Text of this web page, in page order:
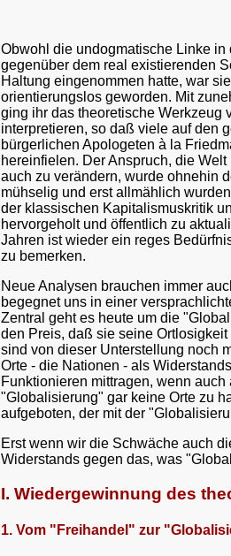
Obwohl die undogmatische Linke
gegenüber dem real existierenden
Haltung eingenommen hatte, war
orientierungslos geworden. Mit
ging ihr das theoretische Werkzeug
interpretieren, so daß viele auf den
bürgerlichen Apologeten à la
hereinfielen. Der Anspruch, die
auch zu verändern, wurde ohnehin
mühselig und erst allmählich
der klassischen Kapitalismuskritik
hervorgeholt und öffentlich zu
Jahren ist wieder ein reges
zu bemerken.
Neue Analysen brauchen immer
begegnet uns in einer
Zentral geht es heute um die
den Preis, daß sie seine
sind von dieser Unterstellung noch
Orte - die Nationen - als
Funktionieren mittragen, wenn
"Globalisierung" gar keine Orte zu
aufgeboten, der mit der
Erst wenn wir die Schwäche auch
Widerstands gegen das, was
I. Wiedergewinnung des
1. Vom "Freihandel" zur